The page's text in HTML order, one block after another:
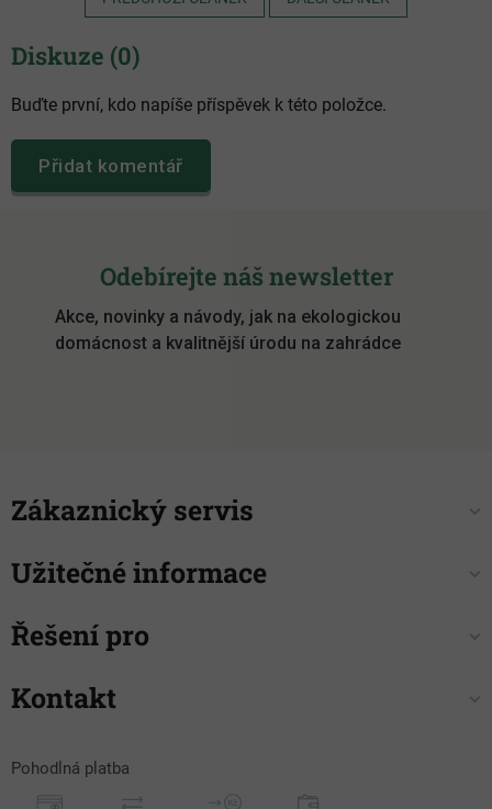
Diskuze (0)
Buďte první, kdo napíše příspěvek k této položce.
Přidat komentář
Odebírejte náš newsletter
Akce, novinky a návody, jak na ekologickou
domácnost a kvalitnější úrodu na zahrádce
Zákaznický servis
Užitečné informace
Řešení pro
Kontakt
Pohodlná platba